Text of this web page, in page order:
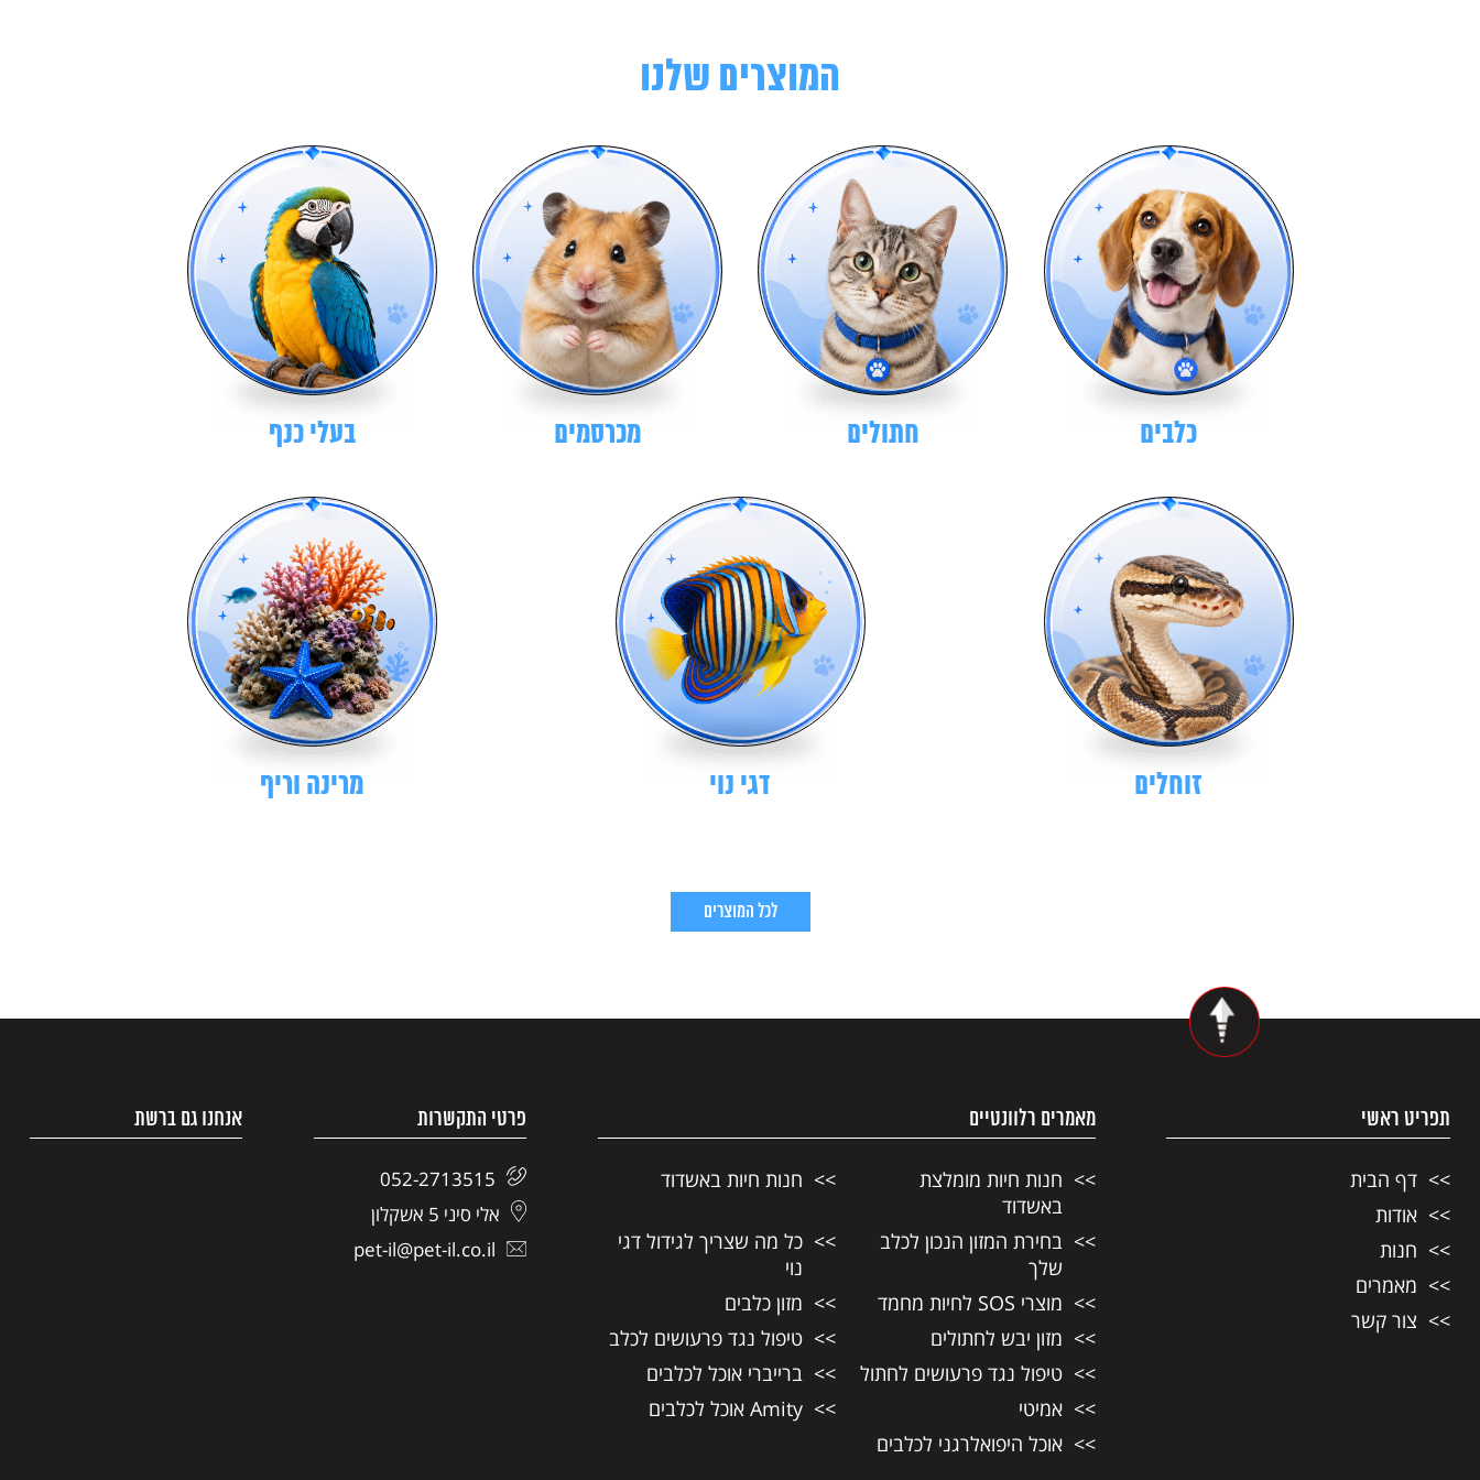
המוצרים שלנו
כלבים חתולים מכרסמים בעלי כנף
זוחלים דגי נוי מרינה וריף
לכל המוצרים
תפריט ראשי
דף הבית
אודות
חנות
מאמרים
צור קשר
מאמרים רלוונטיים
חנות חיות מומלצת
באשדוד
חנות חיות באשדוד
בחירת המזון הנכון לכלב
שלך
כל מה שצריך לגידול דגי
נוי
מוצרי SOS לחיות מחמד
מזון כלבים
מזון יבש לחתולים
טיפול נגד פרעושים לכלב
טיפול נגד פרעושים לחתול
ברייברי אוכל לכלבים
אמיטי
Amity אוכל לכלבים
אוכל היפואלרגני לכלבים
פרטי התקשרות
052-2713515
אלי סיני 5 אשקלון
pet-il@pet-il.co.il
אנחנו גם ברשת